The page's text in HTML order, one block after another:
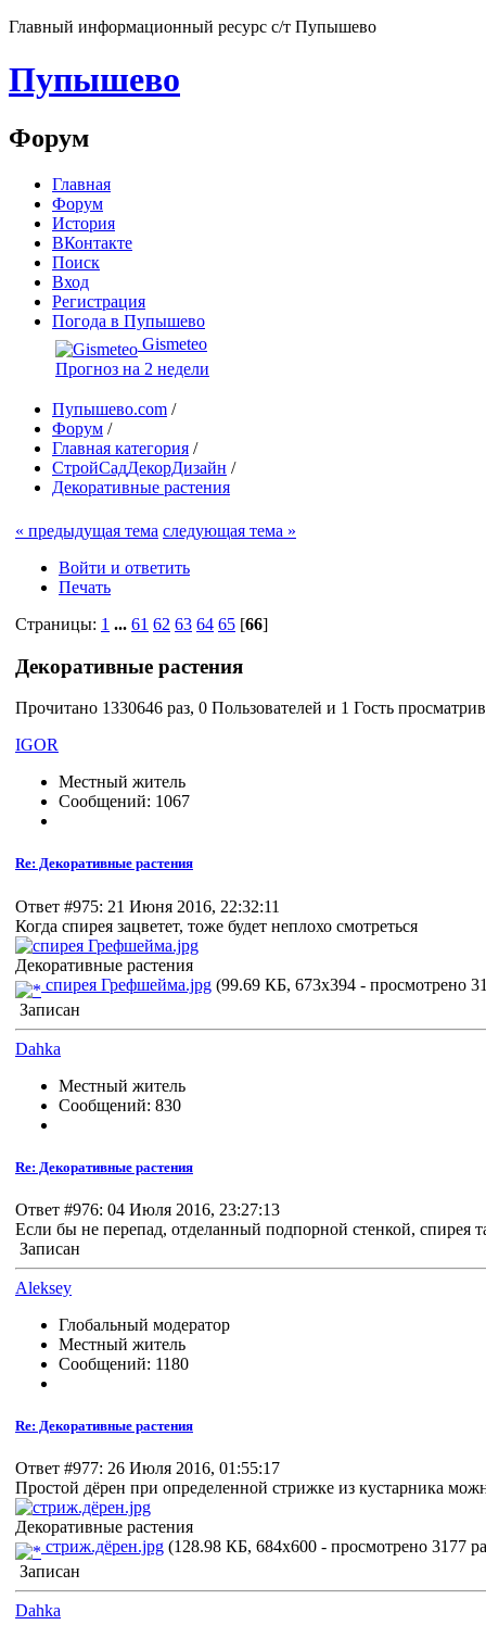
Главный информационный ресурс с/т Пупышево
Пупышево
Форум
Главная
Форум
История
ВКонтакте
Поиск
Вход
Регистрация
Погода в Пупышево
Gismeteo
Прогноз на 2 недели
Пупышево.com /
Форум /
Главная категория /
СтройСадДекорДизайн /
Декоративные растения
« предыдущая тема следующая тема »
Войти и ответить
Печать
Страницы: 1 ... 61 62 63 64 65 [66]
Декоративные растения
Прочитано 1330646 раз, 0 Пользователей и 1 Гость
IGOR
Местный житель
Сообщений: 1067
Re: Декоративные растения
Ответ #975: 21 Июня 2016, 22:32:11
Когда спирея зацветет, тоже будет неплохо смотреться
Декоративные растения
спирея Грефшейма.jpg (99.69 КБ, 673x394 - просмотрено
Записан
Dahka
Местный житель
Сообщений: 830
Re: Декоративные растения
Ответ #976: 04 Июля 2016, 23:27:13
Если бы не перепад, отделанный подпорной стенкой, спирея
Записан
Aleksey
Глобальный модератор
Местный житель
Сообщений: 1180
Re: Декоративные растения
Ответ #977: 26 Июля 2016, 01:55:17
Простой дёрен при определенной стрижке из кустарника
Декоративные растения
стриж.дёрен.jpg (128.98 КБ, 684x600 - просмотрено 3177
Записан
Dahka